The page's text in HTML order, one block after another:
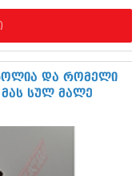
და რომელი
მას სულ მალე